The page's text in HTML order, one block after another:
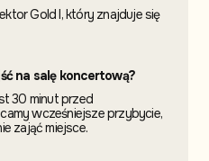
Gold I, który znajduje się
na salę koncertową?
30 minut przed
wcześniejsze przybycie,
zająć miejsce.